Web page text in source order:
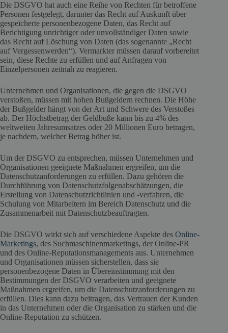
Die DSGVO hat auch eine Reihe von Rechten für betroffene
Personen festgelegt, darunter das Recht auf Auskunft über
gespeicherte personenbezogene Daten, das Recht auf
Berichtigung unrichtiger oder unvollständiger Daten sowie
das Recht auf Löschung von Daten (das sogenannte „Recht
auf Vergessenwerden“). Vermarkter müssen darauf vorbereitet
sein, diese Rechte zu erfüllen und auf Anfragen von
Einzelpersonen zeitnah zu reagieren.
Unternehmen und Organisationen, die gegen die DSGVO
verstoßen, müssen mit hohen Bußgeldern rechnen. Die Höhe
der Bußgelder hängt von der Art und Schwere des Verstoßes
ab. Der Höchstbetrag der Geldbuße kann bis zu 4% des
weltweiten Jahresumsatzes oder 20 Millionen Euro betragen,
je nachdem, welcher Betrag höher ist.
Um der DSGVO zu entsprechen, müssen Unternehmen und
Organisationen geeignete Maßnahmen ergreifen, um die
Datenschutzanforderungen zu erfüllen. Dazu gehören die
Durchführung von Datenschutzfolgenabschätzungen, die
Erstellung von Datenschutzrichtlinien und -verfahren, die
Schulung von Mitarbeitern im Bereich Datenschutz und die
Zusammenarbeit mit Datenschutzbeauftragten.
Die DSGVO wirkt sich auf verschiedene Aspekte des Online-
Marketings, des Suchmaschinenmarketings, der Online-PR
und des Online-Reputationsmanagements aus. Unternehmen
und Organisationen müssen sicherstellen, dass sie
personenbezogene Daten in Übereinstimmung mit den
Bestimmungen der DSGVO verarbeiten und geeignete
Maßnahmen ergreifen, um die Datenschutzanforderungen zu
erfüllen. Dies kann dazu beitragen, das Vertrauen der Kunden
in das Unternehmen oder die Organisation zu stärken und die
Online-Reputation zu schützen.